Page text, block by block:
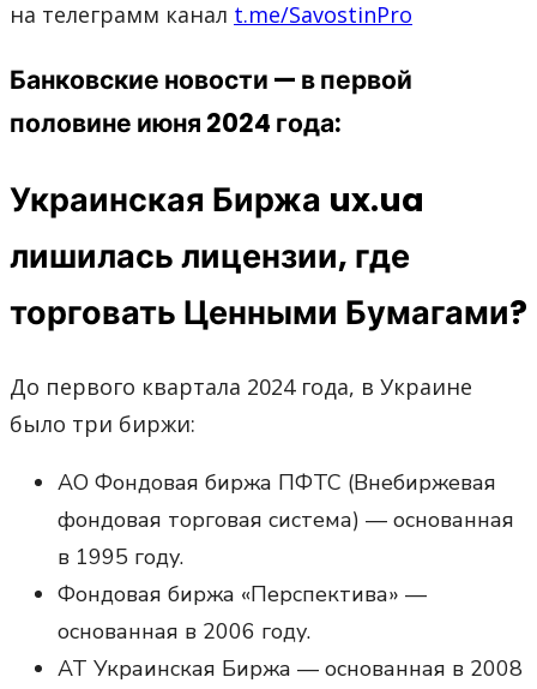
на телеграмм канал t.me/SavostinPro
Банковские новости — в первой
половине июня 2024 года:
Украинская Биржа ux.ua
лишилась лицензии, где
торговать Ценными Бумагами?
До первого квартала 2024 года, в Украине
было три биржи:
АО Фондовая биржа ПФТС (Внебиржевая
фондовая торговая система) — основанная
в 1995 году.
Фондовая биржа «Перспектива» —
основанная в 2006 году.
АТ Украинская Биржа — основанная в 2008